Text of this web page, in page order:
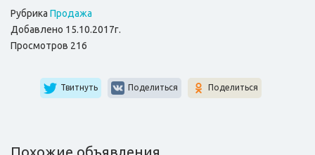
Рубрика Продажа
Добавлено 15.10.2017г.
Просмотров 216
Твитнуть Поделиться Поделиться